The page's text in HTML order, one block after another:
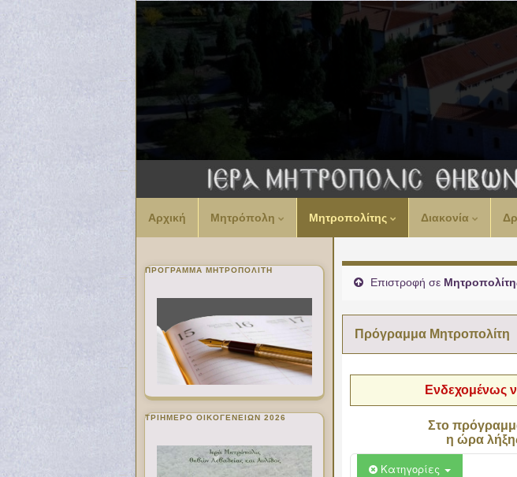
Αρχική Μητρόπολη Μητροπολίτης Διακονία
Επιστροφή σε
Πρόγραμμα Μητροπολίτη
Ενδεχομένως
Στο
η ώρα
Κατηγορίες
00:00
02:00
06:00
ΠΡΌΓΡΑΜΜΑ ΜΗΤΡΟΠΟΛΊΤΗ
ΤΡΙΗΜΕΡΟ ΟΙΚΟΓΕΝΕΙΩΝ 2026